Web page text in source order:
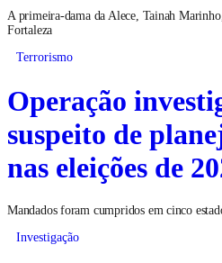
A primeira-dama da Alece, Tainah
Fortaleza
Terrorismo
Operação
suspeito de
nas eleições de
Mandados foram cumpridos em cinco
Investigação